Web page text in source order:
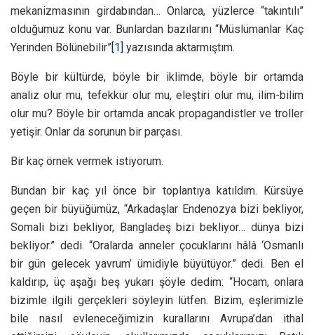
mekanizmasının girdabından… Onlarca, yüzlerce “takıntılı”
olduğumuz konu var. Bunlardan bazılarını “Müslümanlar Kaç
Yerinden Bölünebilir”[1] yazısında aktarmıştım.
Böyle bir kültürde, böyle bir iklimde, böyle bir ortamda
analiz olur mu, tefekkür olur mu, eleştiri olur mu, ilim-bilim
olur mu? Böyle bir ortamda ancak propagandistler ve troller
yetişir. Onlar da sorunun bir parçası.
Bir kaç örnek vermek istiyorum.
Bundan bir kaç yıl önce bir toplantıya katıldım. Kürsüye
geçen bir büyüğümüz, “Arkadaşlar Endenozya bizi bekliyor,
Somali bizi bekliyor, Bangladeş bizi bekliyor… dünya bizi
bekliyor.” dedi. “Oralarda anneler çocuklarını hâlâ ‘Osmanlı
bir gün gelecek yavrum’ ümidiyle büyütüyor.” dedi. Ben el
kaldırıp, üç aşağı beş yukarı şöyle dedim: “Hocam, onlara
bizimle ilgili gerçekleri söyleyin lütfen. Bizim, eşlerimizle
bile nasıl evleneceğimizin kurallarını Avrupa’dan ithal